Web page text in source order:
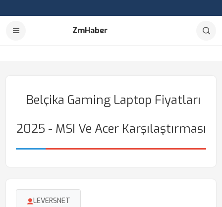
ZmHaber
Belçika Gaming Laptop Fiyatları
2025 - MSI Ve Acer Karşılaştırması
LEVERSNET